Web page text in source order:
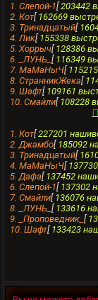
1. Слепой-1[ 203442
2. Кот[ 162669
3. Тринaдцатый[
4. Лик[ 155338
5. Хоррыч[ 128386
6. _ЛУНЬ_ [ 116349
7. МаМаНыЧ[
8. СтранникЖека[
9. Шафт[ 109161
10. Смайли[ 108228
1. Кот[ 227201
2. Джамбо[ 185092
3. Тринaдцатый[
4. МаМаНыЧ[
5. Дафа[ 137452
6. Слепой-1[ 137302
7. Смайли[ 136076
8. _ЛУНЬ_ [ 133616
9. _Проповедник_ [
10. Шафт[ 133423